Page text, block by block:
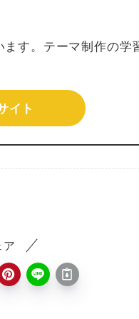
す。テーマ制作の学
イト